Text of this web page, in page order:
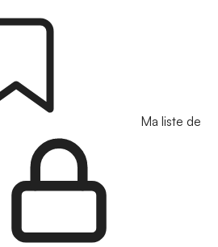
Ma liste de